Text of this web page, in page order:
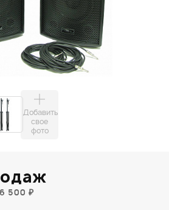
Добавить
свое
фото
500 ₽